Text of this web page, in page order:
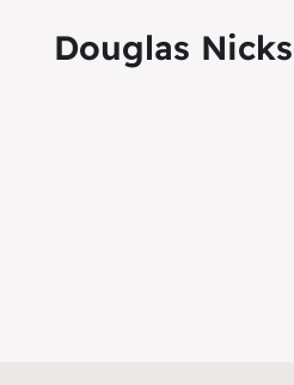
Douglas